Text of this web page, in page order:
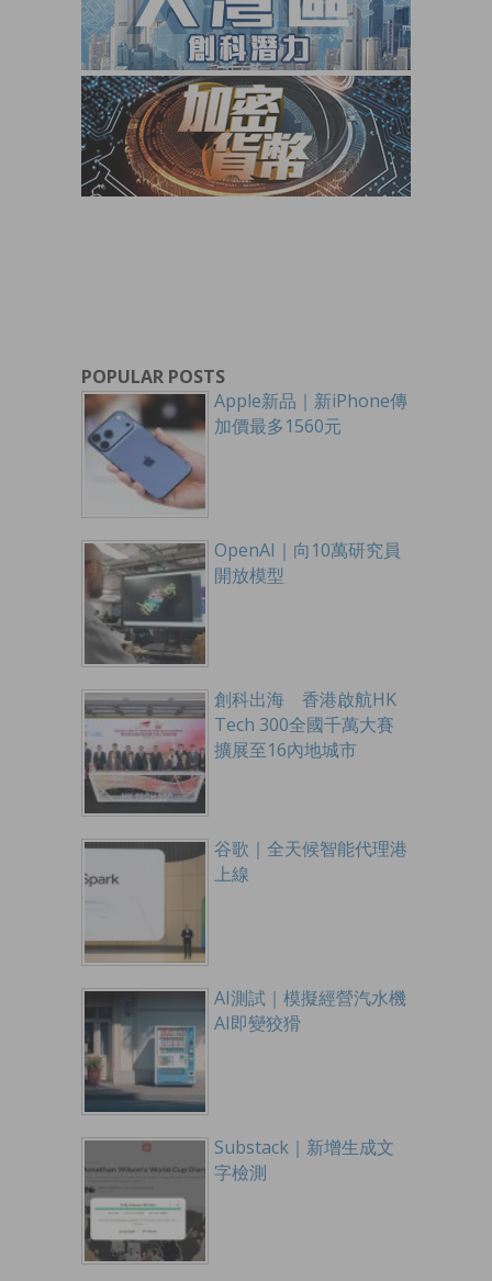
POPULAR POSTS
Apple新品｜新iPhone傳
加價最多1560元
OpenAI｜向10萬研究員
開放模型
創科出海 香港啟航HK
Tech 300全國千萬大賽
擴展至16內地城市
谷歌｜全天候智能代理港
上線
AI測試｜模擬經營汽水機
AI即變狡猾
Substack｜新增生成文
字檢測